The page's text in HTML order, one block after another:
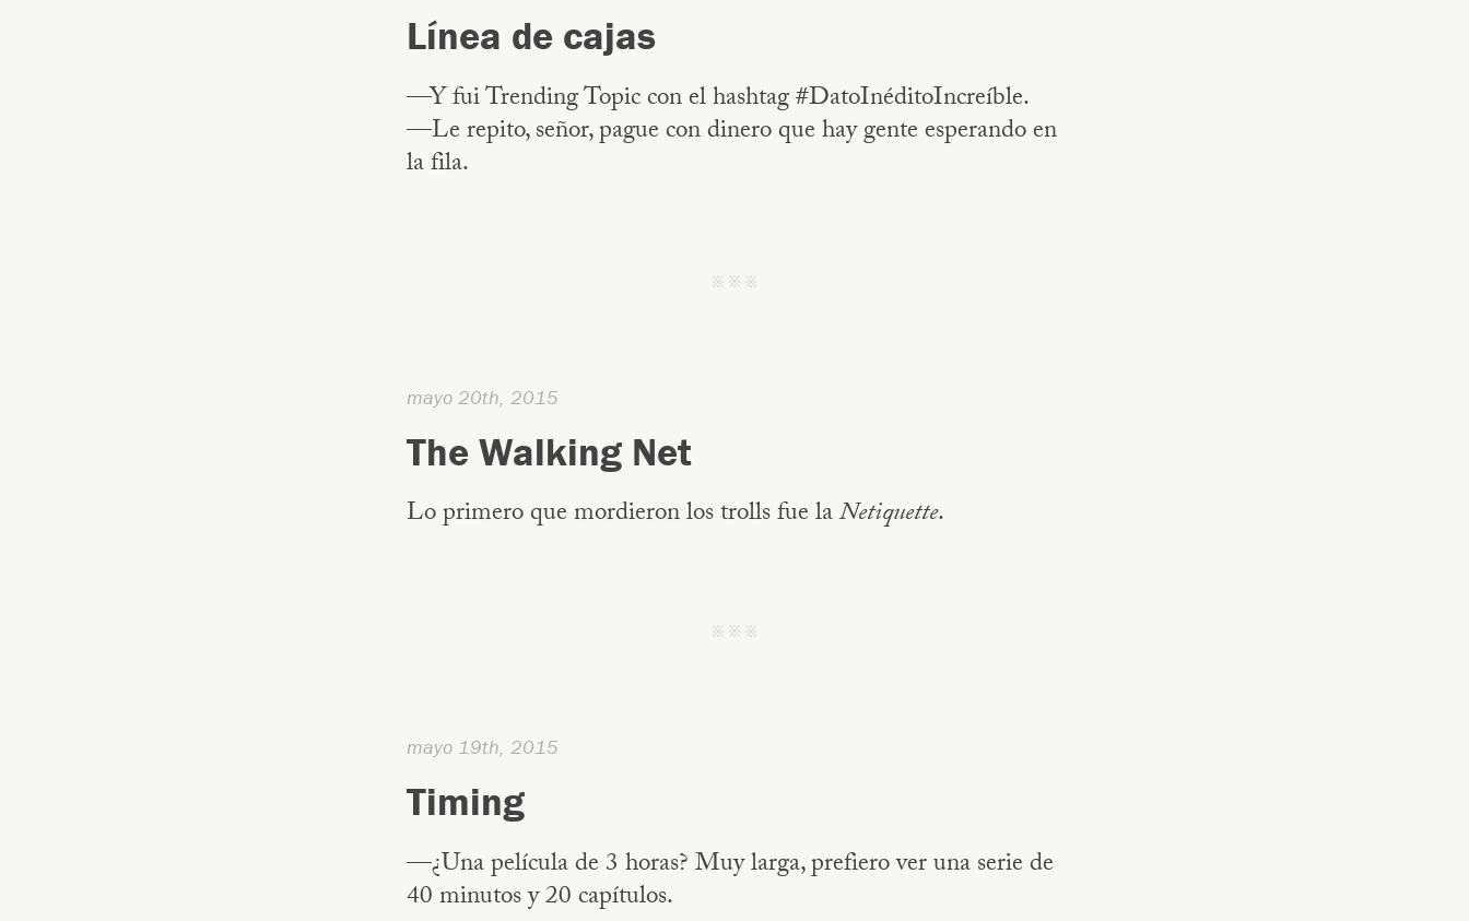
Línea de cajas
—Y fui Trending Topic con el hashtag #DatoInéditoIncreíble.
—Le repito, señor, pague con dinero que hay gente esperando en
la fila.
j j j
mayo 20th, 2015
The Walking Net
Lo primero que mordieron los trolls fue laNetiquette.
j j j
mayo 19th, 2015
Timing
—¿Una película de 3 horas? Muy larga, prefiero ver una serie de
40 minutos y 20 capítulos.